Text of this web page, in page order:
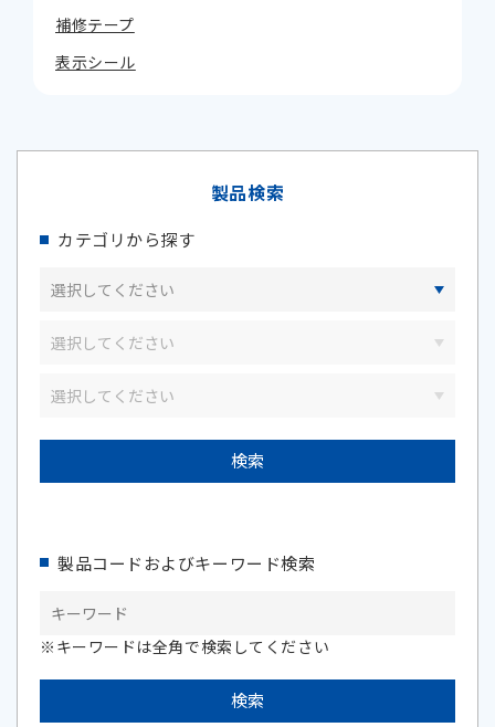
補修テープ
表示シール
製品検索
カテゴリから探す
製品コードおよびキーワード検索
※キーワードは全角で検索してください